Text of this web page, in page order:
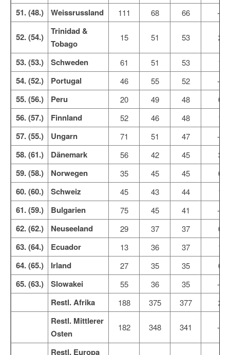
51. (48.) Weissrussland 111 68 66 -2
52. (54.)
Trinidad &
Tobago
15 51 53 2
53. (53.) Schweden 61 51 53 1
54. (52.) Portugal 46 55 52 -3
55. (56.) Peru 20 49 48 0
56. (57.) Finnland 52 46 48 1
57. (55.) Ungarn 71 51 47 -3
58. (61.) Dänemark 56 42 45 3
59. (58.) Norwegen 35 45 45 0
60. (60.) Schweiz 45 43 44 1
61. (59.) Bulgarien 75 45 41 -3
62. (62.) Neuseeland 29 37 37 0
63. (64.) Ecuador 13 36 37 1
64. (65.) Irland 27 35 35 0
65. (63.) Slowakei 55 36 35 -1
Restl. Afrika 188 375 377 2
Restl. Mittlerer
Osten
182 348 341 -6
Restl. Europa